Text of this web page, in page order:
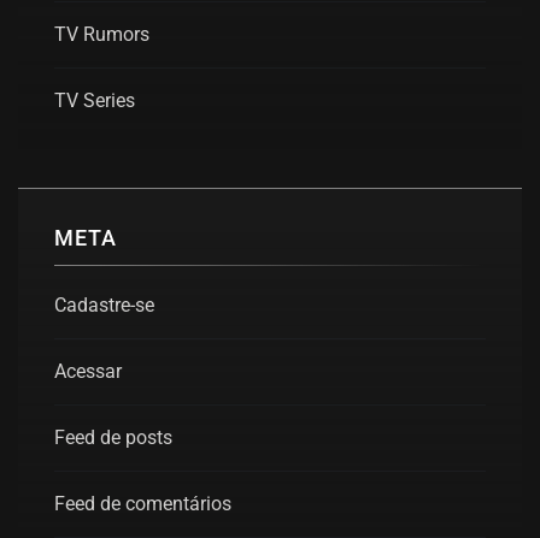
TV Rumors
TV Series
META
Cadastre-se
Acessar
Feed de posts
Feed de comentários